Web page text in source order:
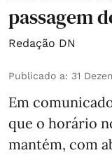
passagem
Redação DN
Publicado a: 31
Em
que o horário
mantém, com